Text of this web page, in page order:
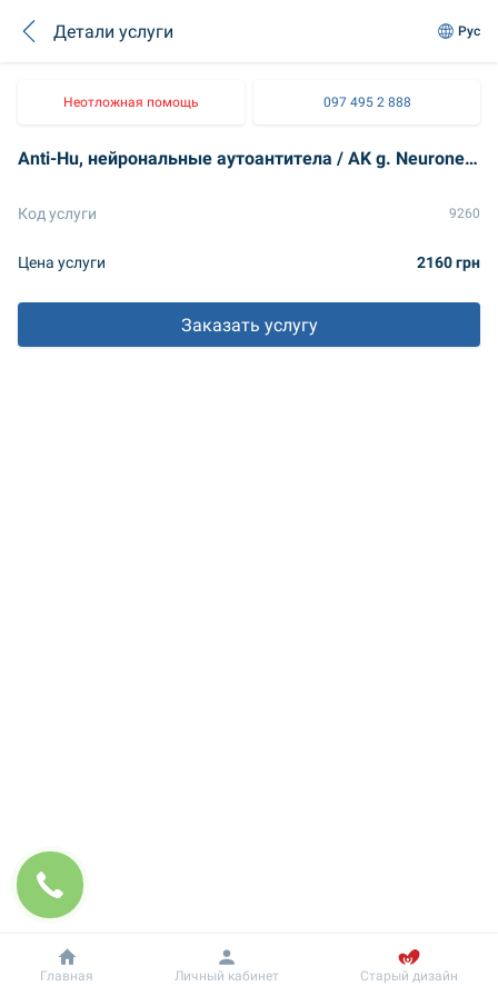
Детали услуги Рус
Неотложная помощь 097 495 2 888
Anti-Hu, нейрональные аутоантитела / AK g. Neuronenkerne Hu-D (ANNA Typ I)
Код услуги 9260
Цена услуги 2160 грн
Заказать услугу
Добробут Информация
Главная Личный кабинет Старый дизайн